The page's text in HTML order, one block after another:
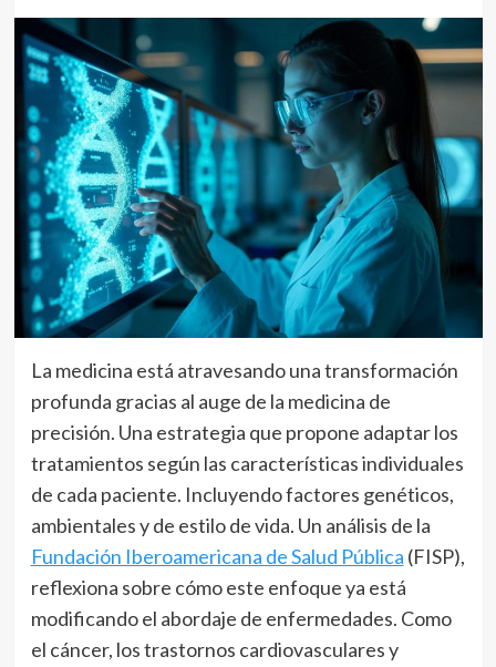
La medicina está atravesando una transformación
profunda gracias al auge de la medicina de
precisión. Una estrategia que propone adaptar los
tratamientos según las características individuales
de cada paciente. Incluyendo factores genéticos,
ambientales y de estilo de vida. Un análisis de la
Fundación Iberoamericana de Salud Pública (FISP),
reflexiona sobre cómo este enfoque ya está
modificando el abordaje de enfermedades. Como
el cáncer, los trastornos cardiovasculares y